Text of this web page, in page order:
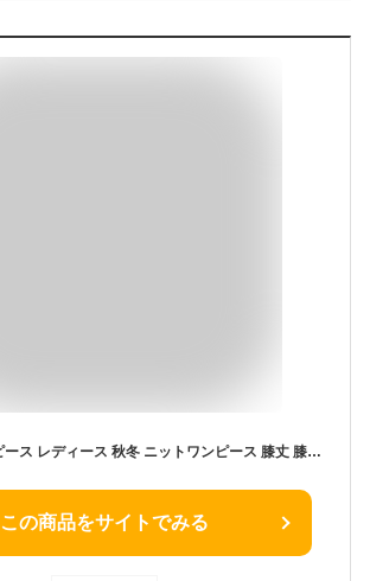
チュニック ワンピース レディース 秋冬 ニットワンピース 膝丈 膝下 チュニックワンピース 50代 膝丈ワンピース Aライン ニット タートルネック ハイネック 無地 体型カバー ゆったり カジュアル アシンメトリー
この商品をサイトでみる